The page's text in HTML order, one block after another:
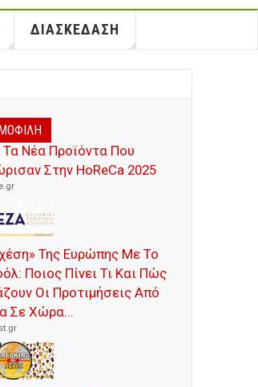
ΔΙΑΣΚΕΔΑΣΗ
Νέα Προϊόντα Που
Στην HoReCa 2025
Της Ευρώπης Με Το
Ποιος Πίνει Τι Και Πώς
Οι Προτιμήσεις Από
Σε Χώρα...